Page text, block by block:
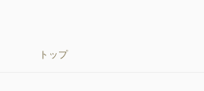
トップ